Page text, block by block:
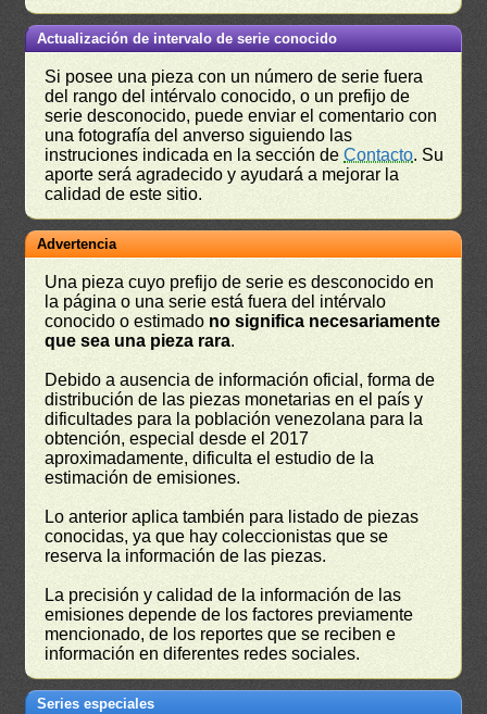
Actualización de intervalo de serie conocido
Si posee una pieza con un número de serie fuera
del rango del intérvalo conocido, o un prefijo de
serie desconocido, puede enviar el comentario con
una fotografía del anverso siguiendo las
instruciones indicada en la sección deContacto. Su
aporte será agradecido y ayudará a mejorar la
calidad de este sitio.
Advertencia
Una pieza cuyo prefijo de serie es desconocido en
la página o una serie está fuera del intérvalo
conocido o estimado no significa necesariamente
que sea una pieza rara.
Debido a ausencia de información oficial, forma de
distribución de las piezas monetarias en el país y
dificultades para la población venezolana para la
obtención, especial desde el 2017
aproximadamente, dificulta el estudio de la
estimación de emisiones.
Lo anterior aplica también para listado de piezas
conocidas, ya que hay coleccionistas que se
reserva la información de las piezas.
La precisión y calidad de la información de las
emisiones depende de los factores previamente
mencionado, de los reportes que se reciben e
información en diferentes redes sociales.
Series especiales